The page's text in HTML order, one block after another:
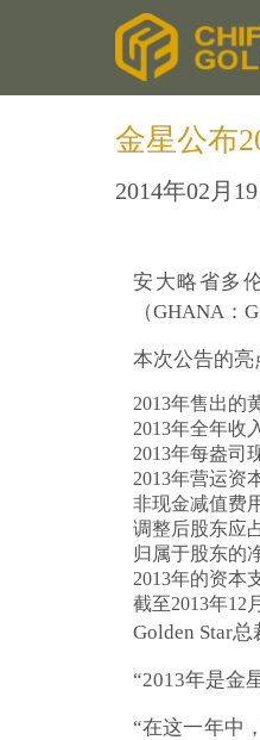
金星公布
2014年02月19
安大略省多
（GHANA：
本次公告的亮
2013年售出的
2013年全年收
2013年每盎司
2013年营运资
非现金减值费
调整后股东应
归属于股东的
2013年的资本
截至2013年12
Golden Star总
“2013年是金
“在这一年中